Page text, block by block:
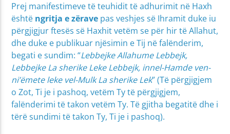
Prej manifestimeve të teuhidit të adhurimit në Haxh
është ngritja e zërave pas veshjes së Ihramit duke iu
përgjigjur ftesës së Haxhit vetëm se për hir të Allahut,
dhe duke e publikuar njësimin e Tij në falënderim,
begati e sundim: “Lebbejke Allahume Lebbejk,
Lebbejke La sherike Leke Lebbejk, innel-Hamde ven-
ni’ëmete leke vel-Mulk La sherike Lek” (Të përgjigjem
o Zot, Ti je i pashoq, vetëm Ty të përgjigjem,
falënderimi të takon vetëm Ty. Të gjitha begatitë dhe i
tërë sundimi të takon Ty, Ti je i pashoq).